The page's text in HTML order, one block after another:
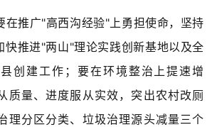
在推广"高西沟经验"上勇担使命，坚持
快推进"两山"理论实践创新基地以及全
创建工作；要在环境整治上提速增
质量、进度服从实效，突出农村改厕
理分区分类、垃圾治理源头减量三个